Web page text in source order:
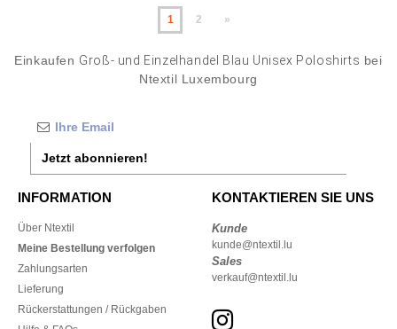
1 2 »
Einkaufen Groß- und Einzelhandel Blau Unisex Poloshirts bei
Ntextil Luxembourg
Jetzt abonnieren!
INFORMATION
Über Ntextil
Meine Bestellung verfolgen
Zahlungsarten
Lieferung
Rückerstattungen / Rückgaben
KONTAKTIEREN SIE UNS
Kunde
kunde@ntextil.lu
Sales
verkauf@ntextil.lu